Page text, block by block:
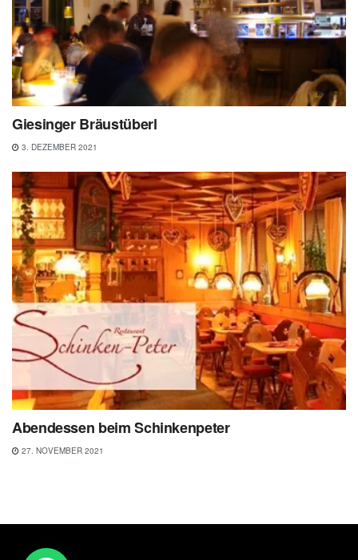
Giesinger Bräustüberl
3. DEZEMBER 2021
Abendessen beim Schinkenpeter
27. NOVEMBER 2021